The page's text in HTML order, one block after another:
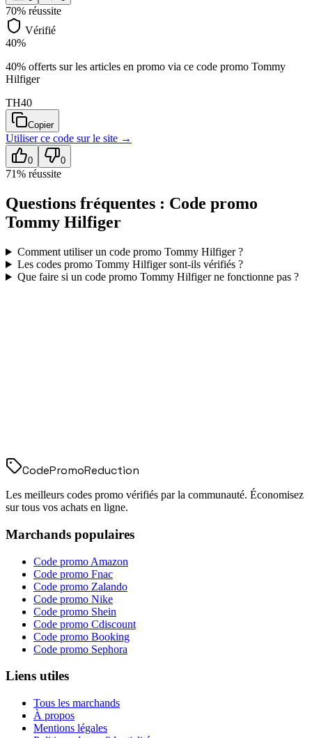
70% réussite
Vérifié
40%
40% offerts sur les articles en promo via ce code promo Tommy
Hilfiger
TH40
Copier
Utiliser ce code surle site →
0 0
71% réussite
Questions fréquentes : Code promo
Tommy Hilfiger
Comment utiliser un code promo Tommy Hilfiger?
Les codes promo Tommy Hilfigersont-ils vérifiés ?
Que faire si un code promo Tommy Hilfigerne fonctionne pas ?
CodePromoReduction
Les meilleurs codes promo vérifiés par la communauté. Économisez
sur tous vos achats en ligne.
Marchands populaires
Code promo Amazon
Code promo Fnac
Code promo Zalando
Code promo Nike
Code promo Shein
Code promo Cdiscount
Code promo Booking
Code promo Sephora
Liens utiles
Tous les marchands
À propos
Mentions légales